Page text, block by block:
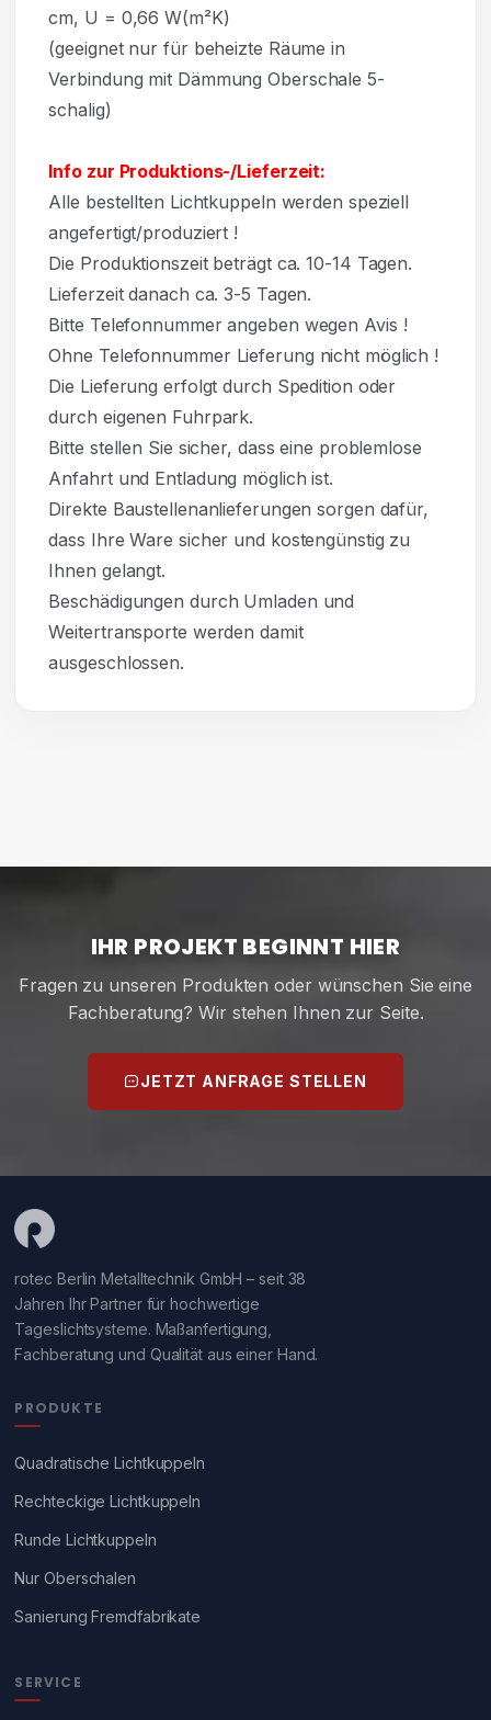
cm, U = 0,66 W(m²K)
(geeignet nur für beheizte Räume in
Verbindung mit Dämmung Oberschale 5-
schalig)
Info zur Produktions-/Lieferzeit:
Alle bestellten Lichtkuppeln werden speziell
angefertigt/produziert !
Die Produktionszeit beträgt ca. 10-14 Tagen.
Lieferzeit danach ca. 3-5 Tagen.
Bitte Telefonnummer angeben wegen Avis !
Ohne Telefonnummer Lieferung nicht möglich !
Die Lieferung erfolgt durch Spedition oder
durch eigenen Fuhrpark.
Bitte stellen Sie sicher, dass eine problemlose
Anfahrt und Entladung möglich ist.
Direkte Baustellenanlieferungen sorgen dafür,
dass Ihre Ware sicher und kostengünstig zu
Ihnen gelangt.
Beschädigungen durch Umladen und
Weitertransporte werden damit
ausgeschlossen.
IHR PROJEKT BEGINNT HIER
Fragen zu unseren Produkten oder wünschen Sie eine
Fachberatung? Wir stehen Ihnen zur Seite.
JETZT ANFRAGE STELLEN
rotec Berlin Metalltechnik GmbH – seit 38
Jahren Ihr Partner für hochwertige
Tageslichtsysteme. Maßanfertigung,
Fachberatung und Qualität aus einer Hand.
PRODUKTE
Quadratische Lichtkuppeln
Rechteckige Lichtkuppeln
Runde Lichtkuppeln
Nur Oberschalen
Sanierung Fremdfabrikate
SERVICE